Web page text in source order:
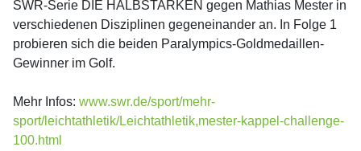
SWR-Serie DIE HALBSTARKEN gegen Mathias Mester in
verschiedenen Disziplinen gegeneinander an. In Folge 1
probieren sich die beiden Paralympics-Goldmedaillen-
Gewinner im Golf.
Mehr Infos: www.swr.de/sport/mehr-
sport/leichtathletik/Leichtathletik,mester-kappel-challenge-
100.html